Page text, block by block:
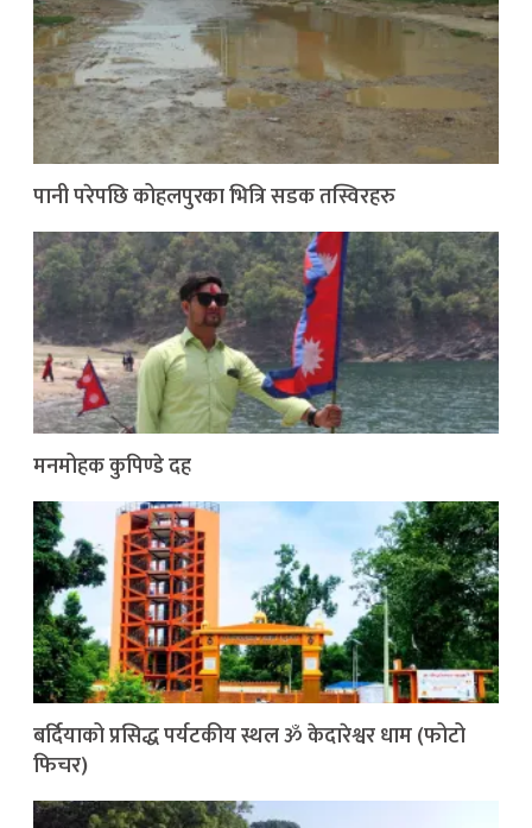
पानी परेपछि कोहलपुरका भित्रि सडक तस्विरहरु
मनमोहक कुपिण्डे दह
बर्दियाको प्रसिद्ध पर्यटकीय स्थल ॐ केदारेश्वर धाम (फोटो
फिचर)